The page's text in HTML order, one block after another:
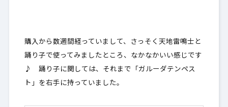
購入から数週間経っていまして、さっそく天地雷鳴士と
踊り子で使ってみましたところ、なかなかいい感じです
♪ 踊り子に関しては、それまで「ガルーダテンペス
ト」を右手に持っていました。